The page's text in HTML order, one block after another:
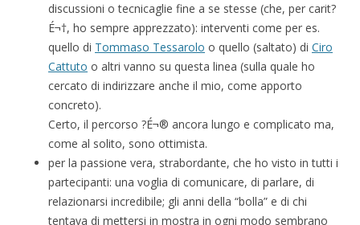
discussioni o tecnicaglie fine a se stesse (che, per carit?
É¬†, ho sempre apprezzato): interventi come per es.
quello di Tommaso Tessarolo o quello (saltato) di Ciro
Cattuto o altri vanno su questa linea (sulla quale ho
cercato di indirizzare anche il mio, come apporto
concreto).
Certo, il percorso ?É¬® ancora lungo e complicato ma,
come al solito, sono ottimista.
per la passione vera, strabordante, che ho visto in tutti i
partecipanti: una voglia di comunicare, di parlare, di
relazionarsi incredibile; gli anni della “bolla” e di chi
tentava di mettersi in mostra in ogni modo sembrano